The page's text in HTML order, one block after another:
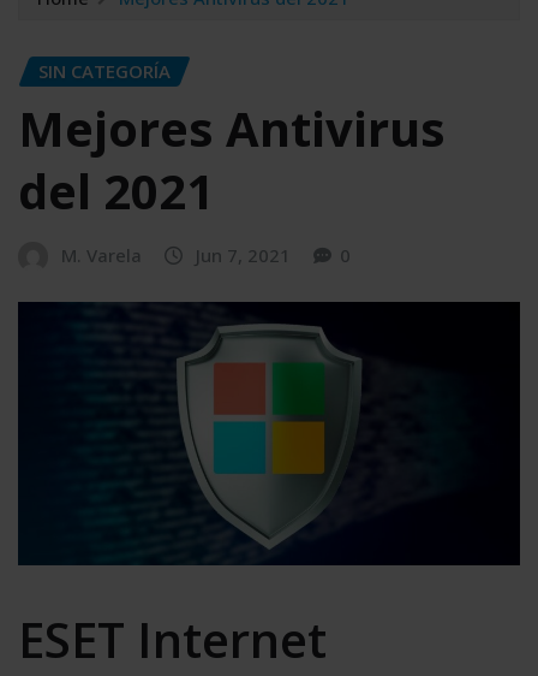
SIN CATEGORÍA
Mejores Antivirus
del 2021
M. Varela Jun 7, 2021 0
ESET Internet